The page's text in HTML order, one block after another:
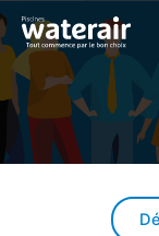
Aller
au
contenu